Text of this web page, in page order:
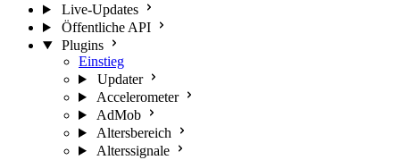
Live-Updates
Öffentliche API
Plugins
Einstieg
Updater
Accelerometer
AdMob
Altersbereich
Alterssignale